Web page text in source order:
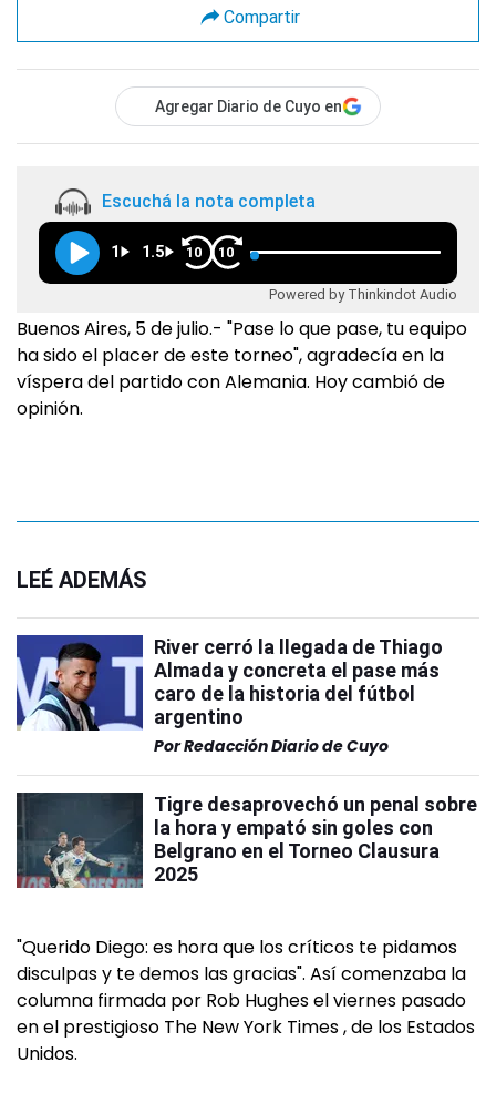
Compartir
Agregar Diario de Cuyo en
Escuchá la nota completa
1 1.5 10 10
Powered by Thinkindot Audio
Buenos Aires, 5 de julio.- "Pase lo que pase, tu equipo
ha sido el placer de este torneo", agradecía en la
víspera del partido con Alemania. Hoy cambió de
opinión.
LEÉ ADEMÁS
River cerró la llegada de Thiago
Almada y concreta el pase más
caro de la historia del fútbol
argentino
PorRedacción Diario de Cuyo
Tigre desaprovechó un penal sobre
la hora y empató sin goles con
Belgrano en el Torneo Clausura
2025
"Querido Diego: es hora que los críticos te pidamos
disculpas y te demos las gracias". Así comenzaba la
columna firmada por Rob Hughes el viernes pasado
en el prestigioso The New York Times , de los Estados
Unidos.